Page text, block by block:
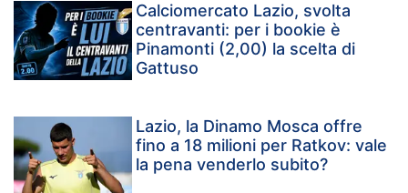
Calciomercato Lazio, svolta
centravanti: per i bookie è
Pinamonti (2,00) la scelta di
Gattuso
Lazio, la Dinamo Mosca offre
fino a 18 milioni per Ratkov: vale
la pena venderlo subito?